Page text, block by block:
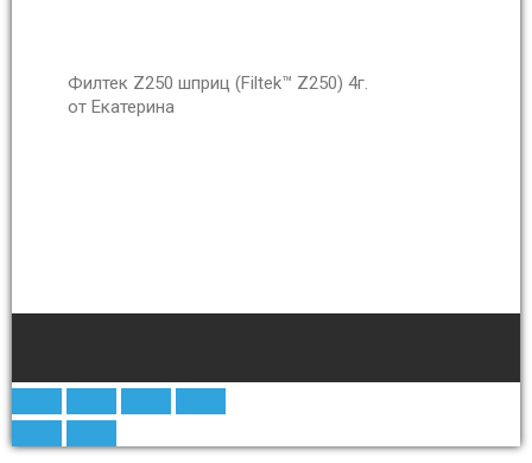
Филтек Z250 шприц (Filtek™ Z250) 4г.
от Екатерина